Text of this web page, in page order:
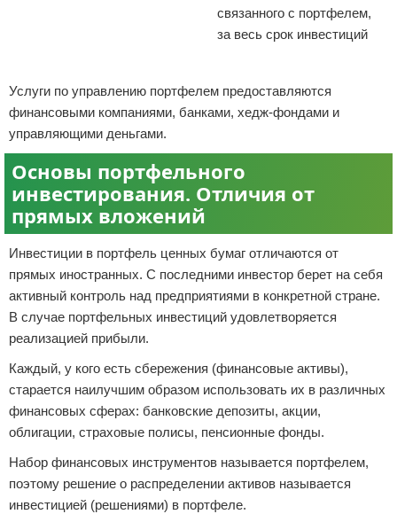
связанного с портфелем,
за весь срок инвестиций
Услуги по управлению портфелем предоставляются
финансовыми компаниями, банками, хедж-фондами и
управляющими деньгами.
Основы портфельного
инвестирования. Отличия от
прямых вложений
Инвестиции в портфель ценных бумаг отличаются от
прямых иностранных. С последними инвестор берет на себя
активный контроль над предприятиями в конкретной стране.
В случае портфельных инвестиций удовлетворяется
реализацией прибыли.
Каждый, у кого есть сбережения (финансовые активы),
старается наилучшим образом использовать их в различных
финансовых сферах: банковские депозиты, акции,
облигации, страховые полисы, пенсионные фонды.
Набор финансовых инструментов называется портфелем,
поэтому решение о распределении активов называется
инвестицией (решениями) в портфеле.